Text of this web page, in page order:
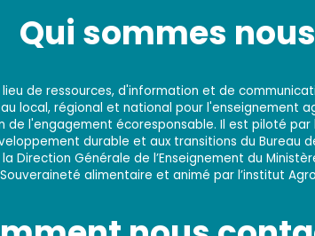
Qui sommes
de ressources, d'information et de
local, régional et national pour l'enseignement
de l'engagement écoresponsable. Il est piloté
durable et aux transitions du Bureau
Direction Générale de l’Enseignement du
Souveraineté alimentaire et animé par l’institut